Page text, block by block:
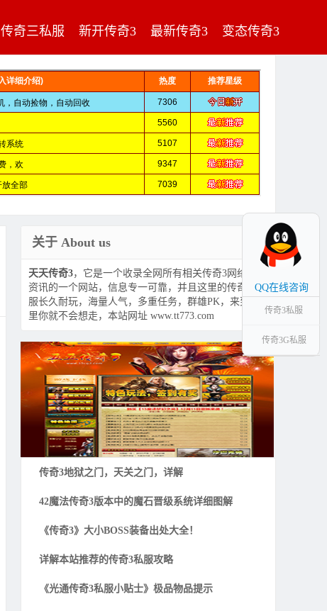
传奇三私服 新开传奇3 最新传奇3 变态传奇3
关于 About us
天天传奇3，它是一个收录全网所有相关传奇3网络游戏
资讯的一个网站，信息专一可靠，并且这里的传奇3私
服长久耐玩，海量人气，多重任务，群雄PK，来到这
里你就不会想走，本站网址 www.tt773.com
传奇3地狱之门，天关之门，详解
42魔法传奇3版本中的魔石晋级系统详细图解
《传奇3》大小BOSS装备出处大全！
详解本站推荐的传奇3私服攻略
《光通传奇3私服小贴士》极品物品提示
QQ在线咨询
传奇3私服
传奇3G私服